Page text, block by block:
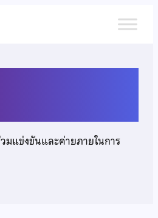
มแข่งขันและค่ายภายในการ